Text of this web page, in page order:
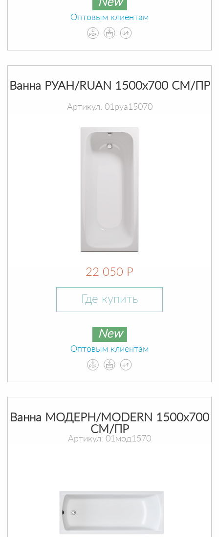
New
Оптовым клиентам
Ванна РУАН/RUAN 1500х700 СМ/ПР
Артикул: 01руа15070
22 050 Р
Где купить
New
Оптовым клиентам
Ванна МОДЕРН/MODERN 1500х700
СМ/ПР
Артикул: 01мод1570